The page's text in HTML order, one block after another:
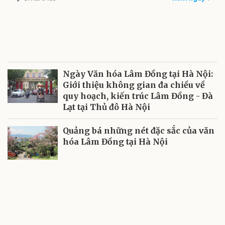
Ngày Văn hóa Lâm Đồng tại Hà Nội:
Giới thiệu không gian đa chiều về
quy hoạch, kiến trúc Lâm Đồng - Đà
Lạt tại Thủ đô Hà Nội
Quảng bá những nét đặc sắc của văn
hóa Lâm Đồng tại Hà Nội